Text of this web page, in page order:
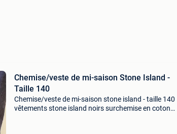
Chemise/veste de mi-saison Stone Island -
Taille 140
Chemise/veste de mi-saison stone island - taille 140
vêtements stone island noirs surchemise en coton